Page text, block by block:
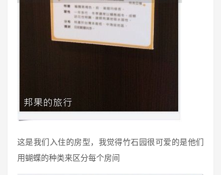
这是我们入住的房型，我觉得竹石园很可爱的是他们
用蝴蝶的种类来区分每个房间